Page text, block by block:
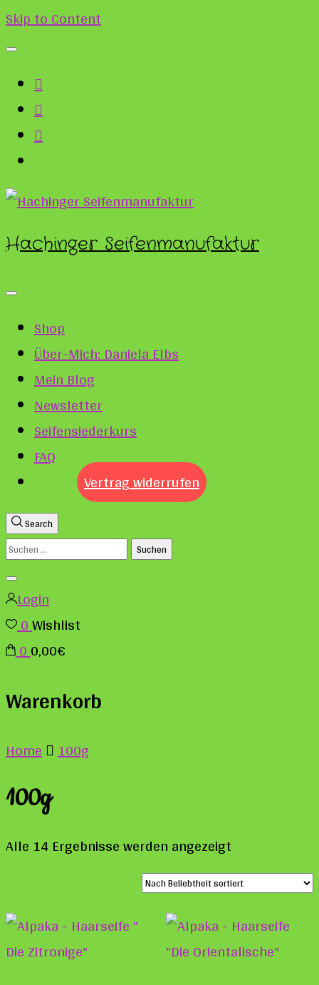
Skip to Content
Hachinger Seifenmanufaktur
Shop
Über-Mich: Daniela Elbs
Mein Blog
Newsletter
Seifensiederkurs
FAQ
Vertrag widerrufen
Search
Suchen
nach:
Login
0Wishlist
00,00€
Warenkorb
Home 100g
100g
Alle 14 Ergebnisse werden angezeigt
Beliebtheit
sortiert